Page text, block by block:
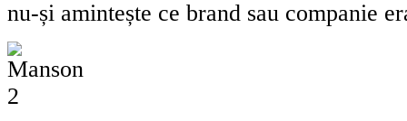
nu-și amintește ce brand sau companie